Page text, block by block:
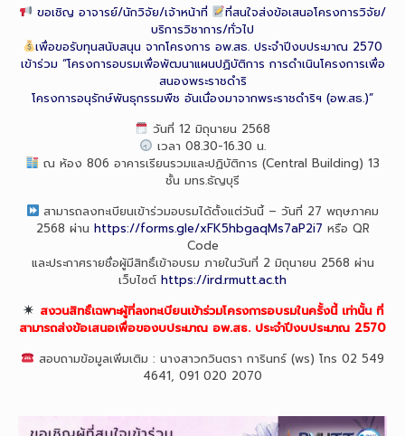
ขอเชิญ อาจารย์/นักวิจัย/เจ้าหน้าที่
ที่สนใจส่งข้อเสนอโครงการวิจัย/
บริการวิชาการ/ทั่วไป
เพื่อขอรับทุนสนับสนุน จากโครงการ อพ.สธ. ประจำปีงบประมาณ 2570
เข้าร่วม “โครงการอบรมเพื่อพัฒนาแผนปฏิบัติการ การดำเนินโครงการเพื่อ
สนองพระราชดำริ
โครงการอนุรักษ์พันธุกรรมพืช อันเนื่องมาจากพระราชดำริฯ (อพ.สธ.)”
วันที่ 12 มิถุนายน 2568
เวลา 08.30-16.30 น.
ณ ห้อง 806 อาคารเรียนรวมและปฏิบัติการ (Central Building) 13
ชั้น มทร.ธัญบุรี
สามารถลงทะเบียนเข้าร่วมอบรมได้ตั้งแต่วันนี้ – วันที่ 27 พฤษภาคม
2568 ผ่าน https://forms.gle/xFK5hbgaqMs7aP2i7 หรือ QR
Code
และประกาศรายชื่อผู้มีสิทธิ์เข้าอบรม ภายในวันที่ 2 มิถุนายน 2568 ผ่าน
เว็บไซต์ https://ird.rmutt.ac.th
สงวนสิทธิ์เฉพาะผู้ที่ลงทะเบียนเข้าร่วมโครงการอบรมในครั้งนี้ เท่านั้น ที่
สามารถส่งข้อเสนอเพื่อของบประมาณ อพ.สธ. ประจำปีงบประมาณ 2570
สอบถามข้อมูลเพิ่มเติม : นางสาวกวินตรา การินทร์ (พร) โทร 02 549
4641, 091 020 2070